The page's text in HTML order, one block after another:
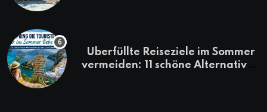
Überfüllte Reiseziele im Sommer
vermeiden: 11 schöne Alternativen